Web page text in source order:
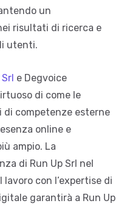
un
risultati di ricerca e
utenti.
e Degvoice
di come le
di competenze esterne
online e
ampio. La
di Run Up Srl nel
con l’expertise di
garantirà a Run Up